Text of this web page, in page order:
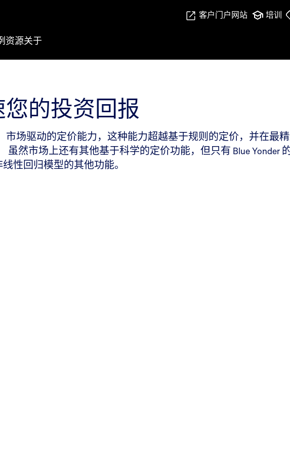
客户门户网站 培训
资源关于
的投资回报
场驱动的定价能力，这种能力超越基于规则的定价，并在最
然市场上还有其他基于科学的定价功能，但只有 Blue Yonder
性回归模型的其他功能。